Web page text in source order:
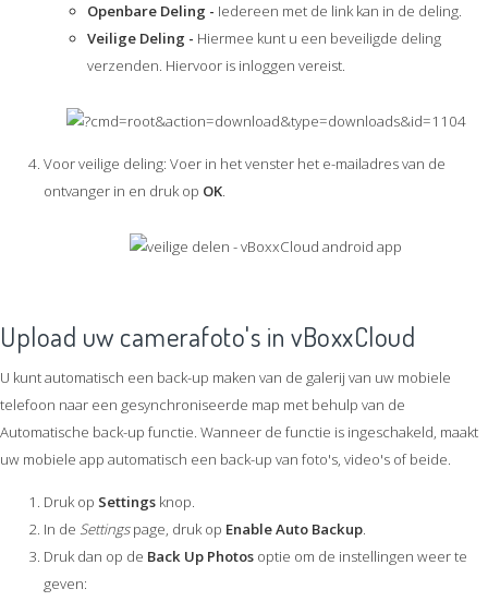
Openbare Deling - Iedereen met de link kan in de deling.
Veilige Deling - Hiermee kunt u een beveiligde deling
verzenden. Hiervoor is inloggen vereist.
Voor veilige deling: Voer in het venster het e-mailadres van de
ontvanger in en druk op OK.
Upload uw camerafoto's in vBoxxCloud
U kunt automatisch een back-up maken van de galerij van uw mobiele
telefoon naar een gesynchroniseerde map met behulp van de
Automatische back-up functie. Wanneer de functie is ingeschakeld, maakt
uw mobiele app automatisch een back-up van foto's, video's of beide.
Druk op Settings knop.
In de Settingspage, druk op Enable Auto Backup.
Druk dan op de Back Up Photos optie om de instellingen weer te
geven: